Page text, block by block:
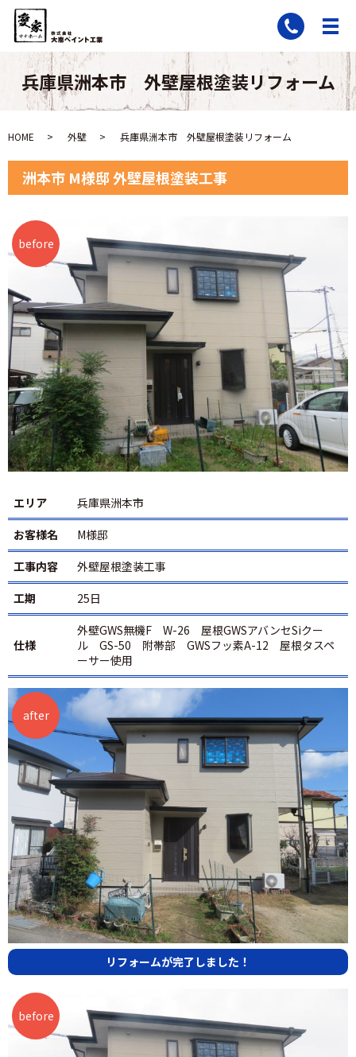
兵庫県洲本市 外壁屋根塗装リフォーム
HOME 外壁 兵庫県洲本市 外壁屋根塗装リフォーム
洲本市 M様邸 外壁屋根塗装工事
エリア
兵庫県洲本市
お客様名
M様邸
工事内容
外壁屋根塗装工事
工期
25日
仕様
外壁GWS無機F W-26 屋根GWSアバンセSiクー
ル GS-50 附帯部 GWSフッ素A-12 屋根タスペ
ーサー使用
リフォームが完了しました！